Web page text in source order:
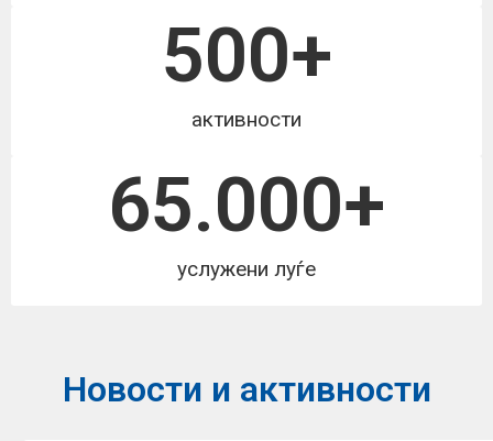
активности
500+
услужени луѓе
65.000+
Новости и активности